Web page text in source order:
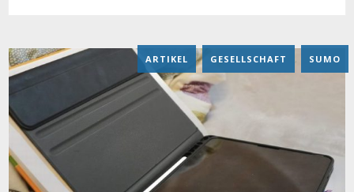
ARTIKEL , GESELLSCHAFT , SUMO